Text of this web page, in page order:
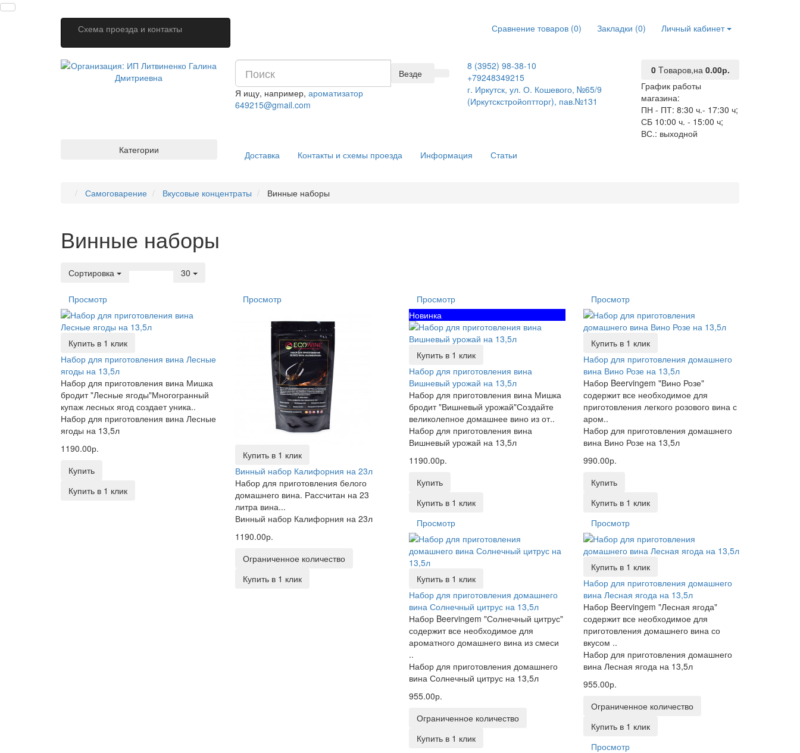
Схема проезда и контакты Личный кабинет
Закладки (0)
Сравнение товаров (0)
8 (3952) 98-38-10
+79248349215
г. Иркутск, ул. О. Кошевого, №65/9
(Иркутскстройоптторг), пав.№131
0 Tоваров,на 0.00р.
График работы
магазина:
ПН - ПТ: 8:30 ч.- 17:30 ч;
СБ 10:00 ч. - 15:00 ч;
ВС.: выходной
Везде
Я ищу, например, ароматизатор
649215@gmail.com
Доставка Контакты и схемы проезда Информация Статьи
Категории
Самоговарение Вкусовые концентраты Винные наборы
Винные наборы
Сортировка 30
Просмотр
Купить в 1 клик
Набор для приготовления вина Лесные
ягоды на 13,5л
Набор для приготовления вина Мишка
бродит "Лесные ягоды"Многогранный
купаж лесных ягод создает уника..
Набор для приготовления вина Лесные
ягоды на 13,5л
1190.00р.
Купить
Купить в 1 клик
Просмотр
Купить в 1 клик
Винный набор Калифорния на 23л
Набор для приготовления белого
домашнего вина. Рассчитан на 23
литра вина...
Винный набор Калифорния на 23л
1190.00р.
Ограниченное количество
Купить в 1 клик
Просмотр
Новинка
Купить в 1 клик
Набор для приготовления вина
Вишневый урожай на 13,5л
Набор для приготовления вина Мишка
бродит "Вишневый урожай"Создайте
великолепное домашнее вино из от..
Набор для приготовления вина
Вишневый урожай на 13,5л
1190.00р.
Купить
Купить в 1 клик
Просмотр
Купить в 1 клик
Набор для приготовления домашнего
вина Вино Розе на 13,5л
Набор Beervingem "Вино Розе"
содержит все необходимое для
приготовления легкого розового вина с
аром..
Набор для приготовления домашнего
вина Вино Розе на 13,5л
990.00р.
Купить
Купить в 1 клик
Просмотр
Купить в 1 клик
Набор для приготовления домашнего
вина Солнечный цитрус на 13,5л
Набор Beervingem "Солнечный цитрус"
содержит все необходимое для
ароматного домашнего вина из смеси
..
Набор для приготовления домашнего
вина Солнечный цитрус на 13,5л
955.00р.
Ограниченное количество
Купить в 1 клик
Просмотр
Купить в 1 клик
Набор для приготовления домашнего
вина Лесная ягода на 13,5л
Набор Beervingem "Лесная ягода"
содержит все необходимое для
приготовления домашнего вина со
вкусом ..
Набор для приготовления домашнего
вина Лесная ягода на 13,5л
955.00р.
Ограниченное количество
Купить в 1 клик
Просмотр